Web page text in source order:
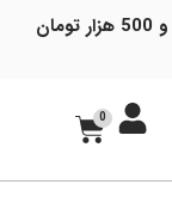
0